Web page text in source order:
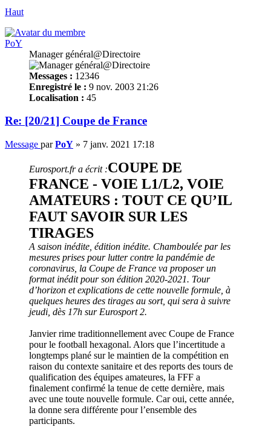
Haut
PoY
Manager général@Directoire
Messages : 12346
Enregistré le : 9 nov. 2003 21:26
Localisation : 45
Re: [20/21] Coupe de France
Message parPoY » 7 janv. 2021 17:18
Eurosport.fr a écrit :COUPE DE
FRANCE - VOIE L1/L2, VOIE
AMATEURS : TOUT CE QU’IL
FAUT SAVOIR SUR LES
TIRAGES
A saison inédite, édition inédite. Chamboulée par les
mesures prises pour lutter contre la pandémie de
coronavirus, la Coupe de France va proposer un
format inédit pour son édition 2020-2021. Tour
d’horizon et explications de cette nouvelle formule, à
quelques heures des tirages au sort, qui sera à suivre
jeudi, dès 17h sur Eurosport 2.
Janvier rime traditionnellement avec Coupe de France
pour le football hexagonal. Alors que l’incertitude a
longtemps plané sur le maintien de la compétition en
raison du contexte sanitaire et des reports des tours de
qualification des équipes amateures, la FFF a
finalement confirmé la tenue de cette dernière, mais
avec une toute nouvelle formule. Car oui, cette année,
la donne sera différente pour l’ensemble des
participants.